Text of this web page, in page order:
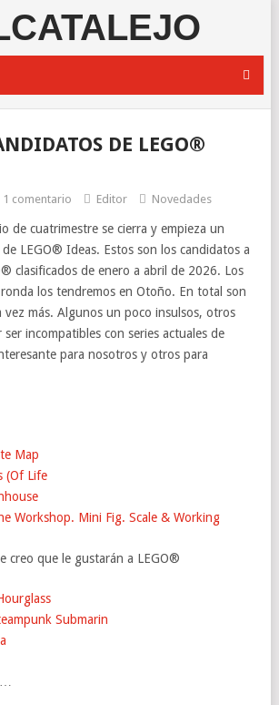
DE LEGO®
1 comentario Editor Novedades
de cuatrimestre se cierra y empieza un
LEGO® Ideas. Estos son los candidatos a
clasificados de enero a abril de 2026. Los
los tendremos en Otoño. En total son
vez más. Algunos un poco insulsos, otros
incompatibles con series actuales de
para nosotros y otros para
Map
(Of Life
Workshop. Mini Fig. Scale & Working
creo que le gustarán a LEGO®
Submarin